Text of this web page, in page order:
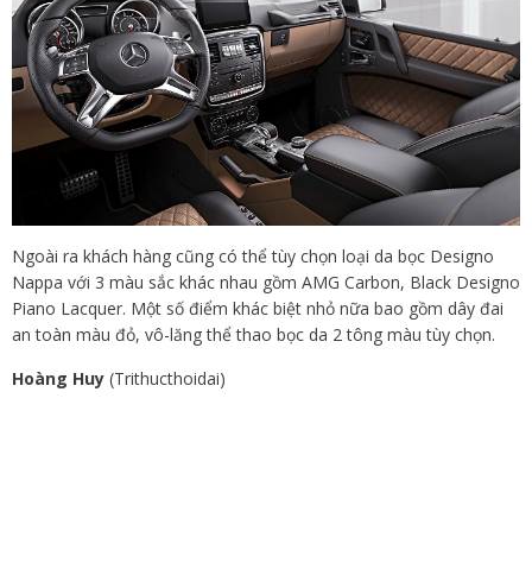
Ngoài ra khách hàng cũng có thể tùy chọn loại da bọc Designo
Nappa với 3 màu sắc khác nhau gồm AMG Carbon, Black Designo
Piano Lacquer. Một số điểm khác biệt nhỏ nữa bao gồm dây đai
an toàn màu đỏ, vô-lăng thể thao bọc da 2 tông màu tùy chọn.
Hoàng Huy (Trithucthoidai)